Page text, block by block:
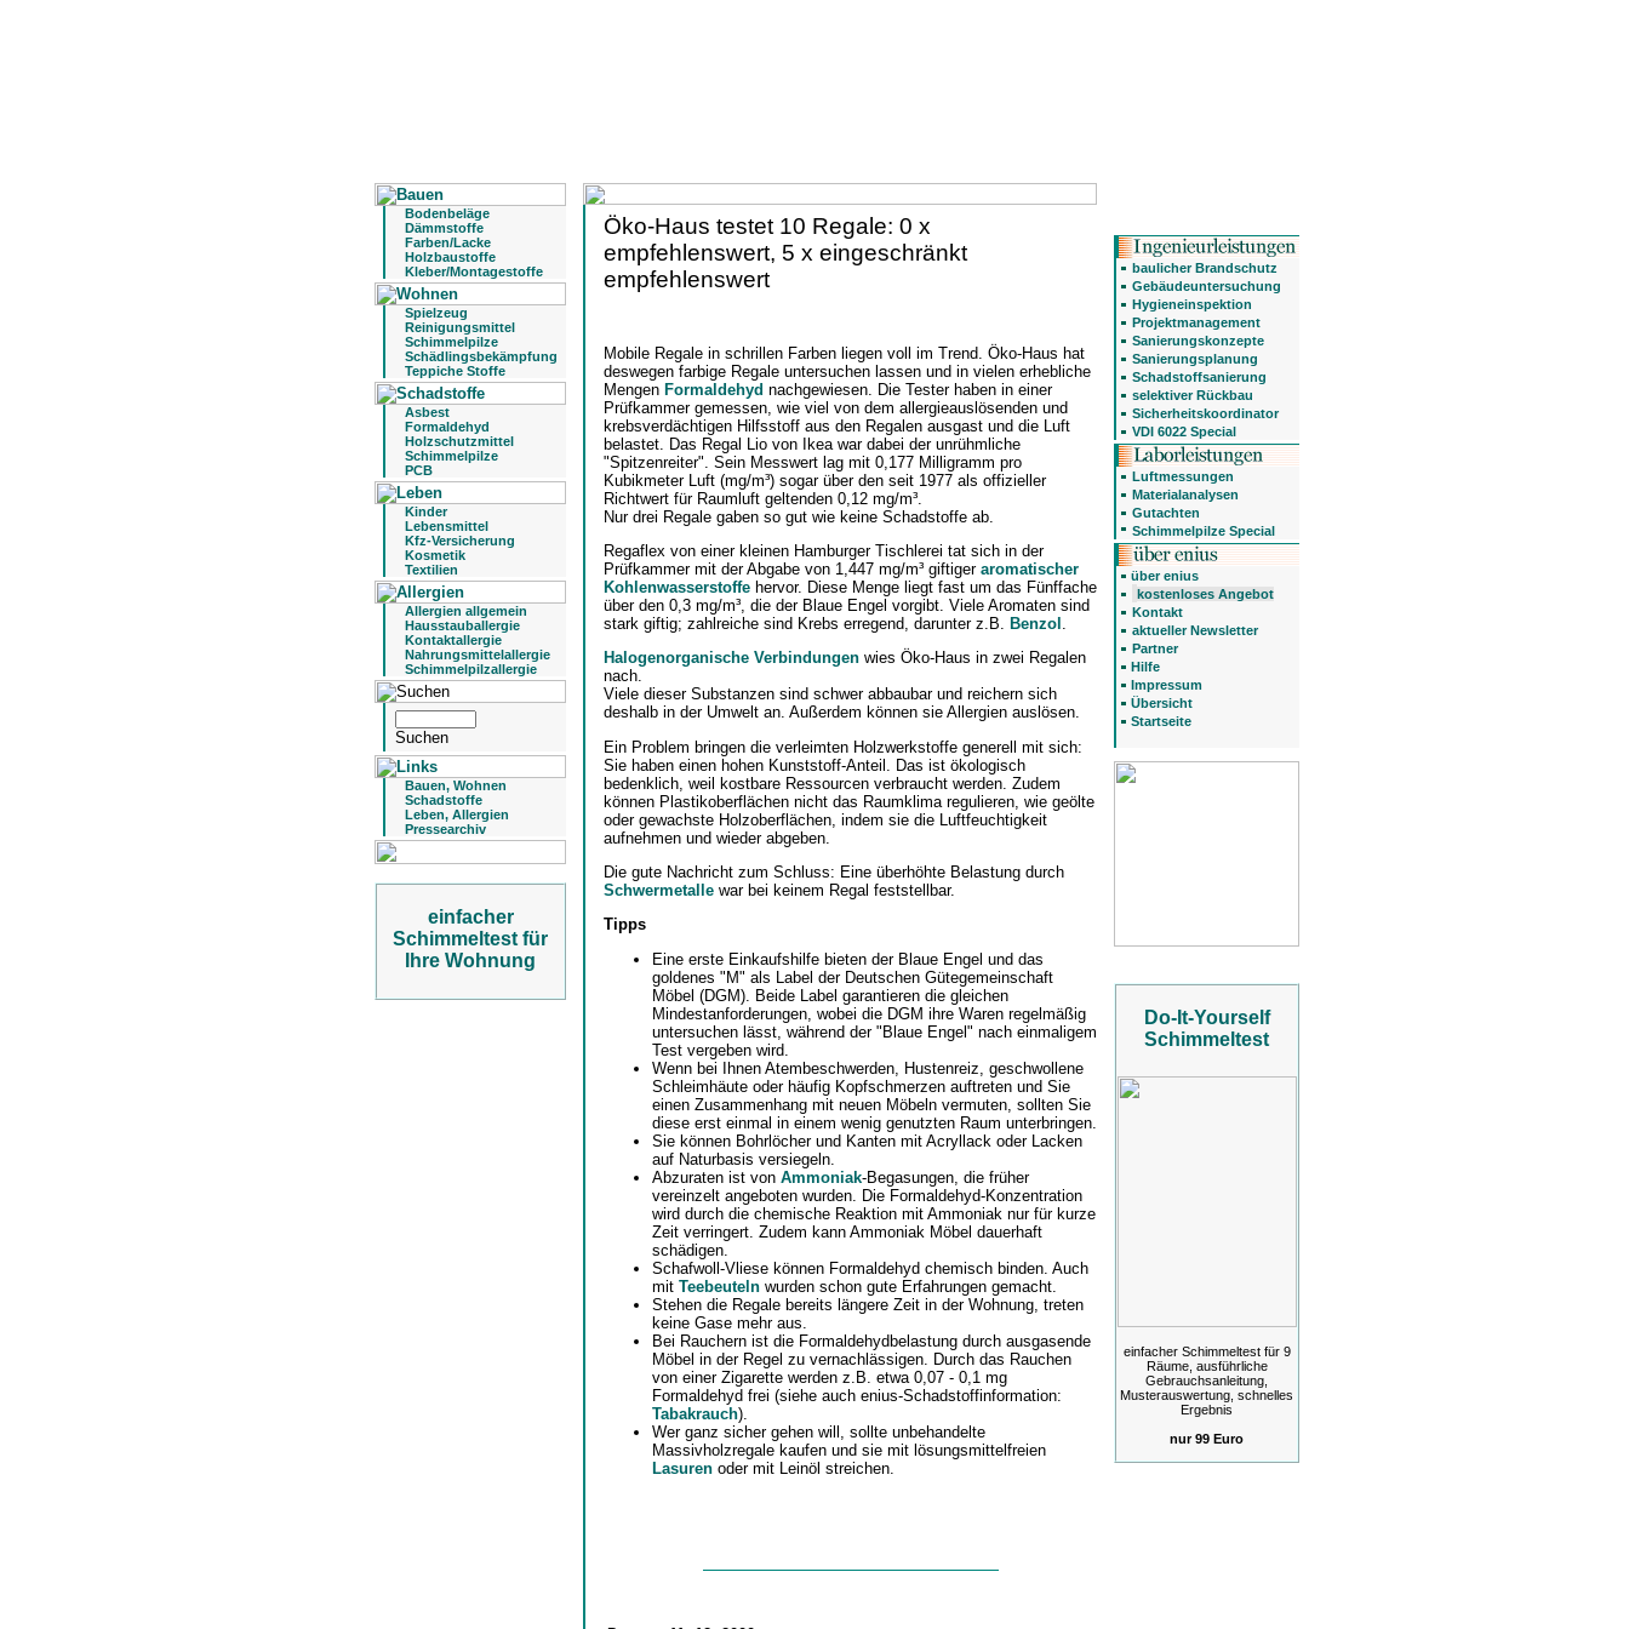
Bodenbeläge
Dämmstoffe
Farben/Lacke
Holzbaustoffe
Kleber/Montagestoffe
Spielzeug
Reinigungsmittel
Schimmelpilze
Schädlingsbekämpfung
Teppiche Stoffe
Asbest
Formaldehyd
Holzschutzmittel
Schimmelpilze
PCB
Kinder
Lebensmittel
Kfz-Versicherung
Kosmetik
Textilien
Allergien allgemein
Hausstauballergie
Kontaktallergie
Nahrungsmittelallergie
Schimmelpilzallergie
Bauen, Wohnen
Schadstoffe
Leben, Allergien
Pressearchiv
einfacher
Schimmeltest für
Ihre Wohnung
Öko-Haus testet 10 Regale: 0 x
empfehlenswert, 5 x eingeschränkt
empfehlenswert
Mobile Regale in schrillen Farben liegen voll im Trend. Öko-Haus hat
deswegen farbige Regale untersuchen lassen und in vielen erhebliche
Mengen Formaldehyd nachgewiesen. Die Tester haben in einer
Prüfkammer gemessen, wie viel von dem allergieauslösenden und
krebsverdächtigen Hilfsstoff aus den Regalen ausgast und die Luft
belastet. Das Regal Lio von Ikea war dabei der unrühmliche
"Spitzenreiter". Sein Messwert lag mit 0,177 Milligramm pro
Kubikmeter Luft (mg/m³) sogar über den seit 1977 als offizieller
Richtwert für Raumluft geltenden 0,12 mg/m³.
Nur drei Regale gaben so gut wie keine Schadstoffe ab.
Regaflex von einer kleinen Hamburger Tischlerei tat sich in der
Prüfkammer mit der Abgabe von 1,447 mg/m³ giftiger aromatischer
Kohlenwasserstoffe hervor. Diese Menge liegt fast um das Fünffache
über den 0,3 mg/m³, die der Blaue Engel vorgibt. Viele Aromaten sind
stark giftig; zahlreiche sind Krebs erregend, darunter z.B.
Benzol
Halogenorganische Verbindungen wies Öko-Haus in zwei Regalen
nach.
Viele dieser Substanzen sind schwer abbaubar und reichern sich
deshalb in der Umwelt an. Außerdem können sie Allergien auslösen.
Ein Problem bringen die verleimten Holzwerkstoffe generell mit sich:
Sie haben einen hohen Kunststoff-Anteil. Das ist ökologisch
bedenklich, weil kostbare Ressourcen verbraucht werden. Zudem
können Plastikoberflächen nicht das Raumklima regulieren, wie geölte
oder gewachste Holzoberflächen, indem sie die Luftfeuchtigkeit
aufnehmen und wieder abgeben.
Die gute Nachricht zum Schluss: Eine überhöhte Belastung durch
Schwermetalle war bei keinem Regal feststellbar.
Tipps
Eine erste Einkaufshilfe bieten der Blaue Engel und das
goldenes "M" als Label der Deutschen Gütegemeinschaft
Möbel (DGM). Beide Label garantieren die gleichen
Mindestanforderungen, wobei die DGM ihre Waren regelmäßig
untersuchen lässt, während der "Blaue Engel" nach einmaligem
Test vergeben wird.
Wenn bei Ihnen Atembeschwerden, Hustenreiz, geschwollene
Schleimhäute oder häufig Kopfschmerzen auftreten und Sie
einen Zusammenhang mit neuen Möbeln vermuten, sollten Sie
diese erst einmal in einem wenig genutzten Raum unterbringen.
Sie können Bohrlöcher und Kanten mit Acryllack oder Lacken
auf Naturbasis versiegeln.
Abzuraten ist von Ammoniak-Begasungen, die früher
vereinzelt angeboten wurden. Die Formaldehyd-Konzentration
wird durch die chemische Reaktion mit Ammoniak nur für kurze
Zeit verringert. Zudem kann Ammoniak Möbel dauerhaft
schädigen.
Schafwoll-Vliese können Formaldehyd chemisch binden. Auch
mit Teebeuteln wurden schon gute Erfahrungen gemacht.
Stehen die Regale bereits längere Zeit in der Wohnung, treten
keine Gase mehr aus.
Bei Rauchern ist die Formaldehydbelastung durch ausgasende
Möbel in der Regel zu vernachlässigen. Durch das Rauchen
von einer Zigarette werden z.B. etwa 0,07 - 0,1 mg
Formaldehyd frei (siehe auch enius-Schadstoffinformation:
Tabakrauch).
Wer ganz sicher gehen will, sollte unbehandelte
Massivholzregale kaufen und sie mit lösungsmittelfreien
Lasuren oder mit Leinöl streichen.
baulicher Brandschutz
Gebäudeuntersuchung
Hygieneinspektion
Projektmanagement
Sanierungskonzepte
Sanierungsplanung
Schadstoffsanierung
selektiver Rückbau
Sicherheitskoordinator
VDI 6022 Special
Luftmessungen
Materialanalysen
Gutachten
Schimmelpilze Special
über enius
kostenloses Angebot
Kontakt
aktueller Newsletter
Partner
Hilfe
Impressum
Übersicht
Startseite
Do-It-Yourself
Schimmeltest
einfacher Schimmeltest für 9
Räume, ausführliche
Gebrauchsanleitung,
Musterauswertung, schnelles
Ergebnis
nur 99 Euro